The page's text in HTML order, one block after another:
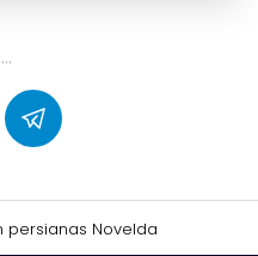
persianas Novelda